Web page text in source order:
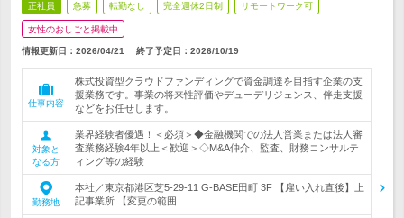
正社員 急募 転勤なし 完全週休2日制 リモートワーク可
女性のおしごと掲載中
情報更新日：2026/04/21 終了予定日： 2026/10/19
仕事内容
株式投資型クラウドファンディングで資金調達を目指す企業の支
援業務です。事業の将来性評価やデューデリジェンス、伴走支援
などをお任せします。
対象と
なる方
業界経験者優遇！＜必須＞◆金融機関での法人営業または法人審
査業務経験4年以上＜歓迎＞◇M&A仲介、監査、財務コンサルテ
ィング等の経験
勤務地
本社／東京都港区芝5-29-11 G-BASE田町 3F 【雇い入れ直後】上
記事業所 【変更の範囲…